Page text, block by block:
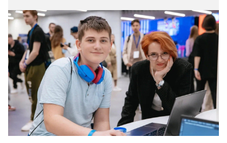
22.10.2024
Анастасия Ракова рассказала о
программе осеннего фестиваля
колледжей в столице
С 26 октября по 2 ноября в Москве пройдет осенний
фестиваль колледжей для девятиклассников и их
родителей. Об этом сообщила Анастасия Ракова,
заместитель мэра Москвы по вопросам социального
развития.